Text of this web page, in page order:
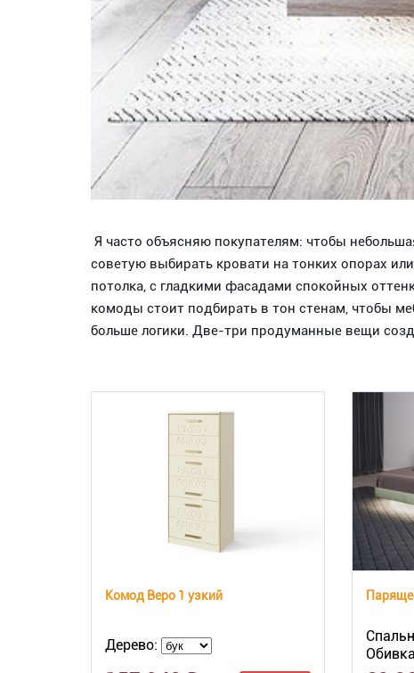
Я часто объясняю покупателям: чтобы
советую выбирать кровати на тонких опорах
потолка, с гладкими фасадами спокойных
комоды стоит подбирать в тон стенам, чтобы
больше логики. Две-три продуманные вещи
Комод Веро 1 узкий
Дерево: